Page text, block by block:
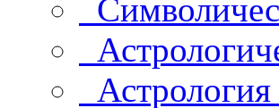
Астрология